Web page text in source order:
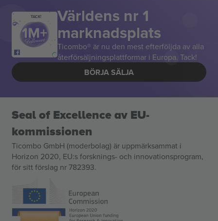
TACK! Världens nr 1
marknadsplats
Ticombo® är nu den mest efterföljda av alla
återförsäljningsplattformar i Europa. Tack!
BÖRJA SÄLJA
Seal of Excellence av EU-
kommissionen
Ticombo GmbH (moderbolag) är uppmärksammat i
Horizon 2020, EU:s forsknings- och innovationsprogram,
för sitt förslag nr 782393.